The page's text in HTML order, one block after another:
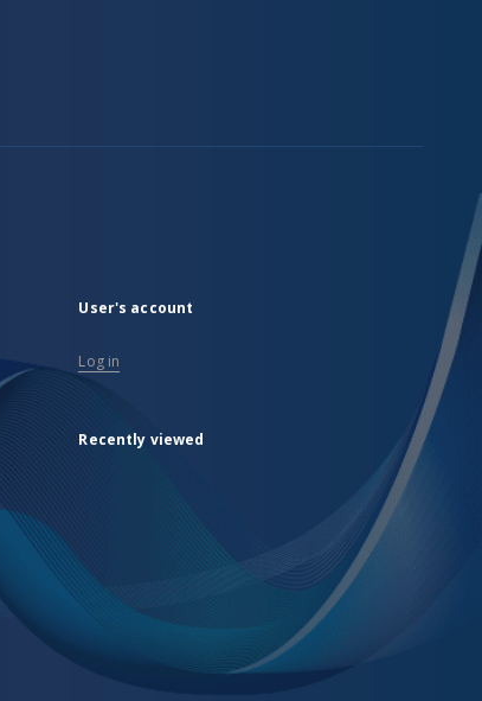
User's account
Log in
Recently viewed